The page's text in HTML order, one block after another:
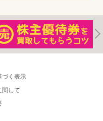
づく表示
関して